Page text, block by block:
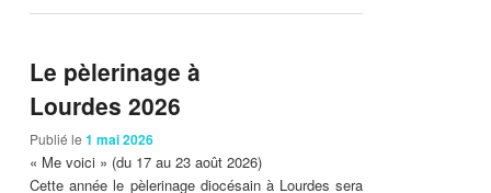
Le pèlerinage à
Lourdes 2026
Publié le1 mai 2026
« Me voici » (du 17 au 23 août 2026)
Cette année le pèlerinage diocésain à Lourdes sera